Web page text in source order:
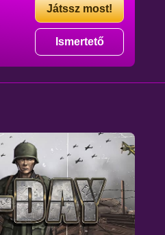
Játssz most!
Ismertető